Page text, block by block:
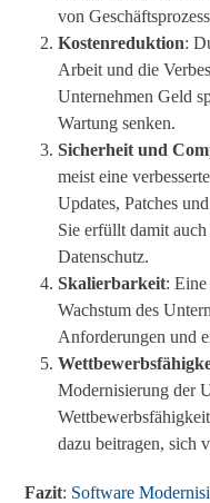
von
Kostenreduktion:
Arbeit und die
Unternehmen Geld
Wartung senken.
Sicherheitund
meist eine
Updates, Patches
Sie erfüllt damit
Datenschutz.
Skalierbarkeit:
Wachstum des
Anforderungen und
Modernisierung der
dazu beitragen, sich
Fazit: Software